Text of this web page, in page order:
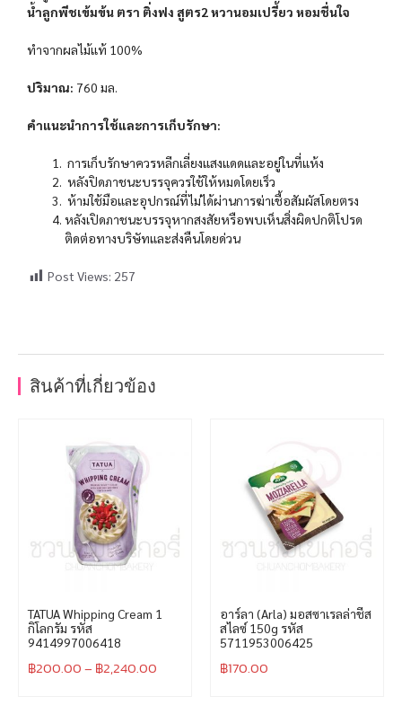
น้ำลูกพีชเข้มข้น ตรา ติ่งฟง สูตร2 หวานอมเปรี้ยว หอมชื่นใจ
ทำจากผลไม้แท้ 100%
ปริมาณ: 760 มล.
คำแนะนำการใช้และการเก็บรักษา:
การเก็บรักษาควรหลีกเลี่ยงแสงแดดและอยู่ในที่แห้ง
หลังปิดภาชนะบรรจุควรใช้ให้หมดโดยเร็ว
ห้ามใช้มือและอุปกรณ์ที่ไม่ได้ผ่านการฆ่าเชื้อสัมผัสโดยตรง
หลังเปิดภาชนะบรรจุหากสงสัยหรือพบเห็นสิ่งผิดปกติโปรด
ติดต่อทางบริษัทและส่งคืนโดยด่วน
Post Views: 257
สินค้าที่เกี่ยวข้อง
TATUA Whipping Cream 1
กิโลกรัม รหัส
9414997006418
฿200.00– ฿2,240.00
อาร์ลา (Arla) มอสซาเรลล่าชีส
สไลซ์ 150g รหัส
5711953006425
฿170.00